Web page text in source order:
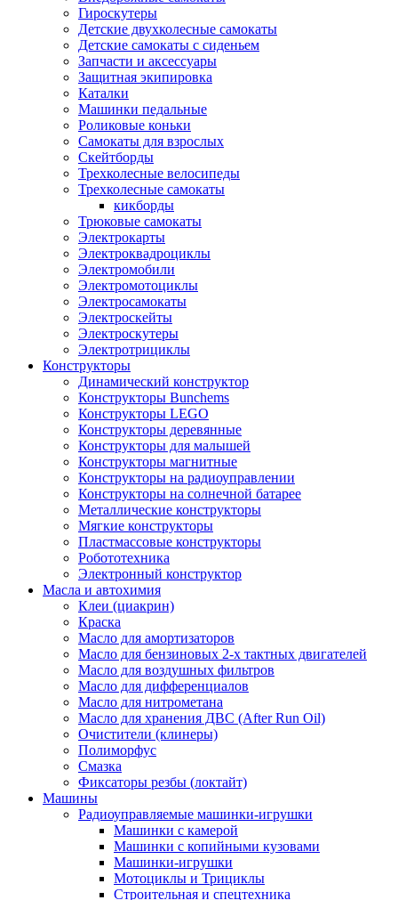
Гироскутеры
Детские двухколесные самокаты
Детские самокаты с сиденьем
Запчасти и аксессуары
Защитная экипировка
Каталки
Машинки педальные
Роликовые коньки
Самокаты для взрослых
Скейтборды
Трехколесные велосипеды
Трехколесные самокаты
кикборды
Трюковые самокаты
Электрокарты
Электроквадроциклы
Электромобили
Электромотоциклы
Электросамокаты
Электроскейты
Электроскутеры
Электротрициклы
Конструкторы
Динамический конструктор
Конструкторы Bunchems
Конструкторы LEGO
Конструкторы деревянные
Конструкторы для малышей
Конструкторы магнитные
Конструкторы на радиоуправлении
Конструкторы на солнечной батарее
Металлические конструкторы
Мягкие конструкторы
Пластмассовые конструкторы
Робототехника
Электронный конструктор
Масла и автохимия
Клеи (циакрин)
Краска
Масло для амортизаторов
Масло для бензиновых 2-х тактных двигателей
Масло для воздушных фильтров
Масло для дифференциалов
Масло для нитрометана
Масло для хранения ДВС (After Run Oil)
Очистители (клинеры)
Полиморфус
Смазка
Фиксаторы резбы (локтайт)
Машины
Радиоуправляемые машинки-игрушки
Машинки с камерой
Машинки с копийными кузовами
Машинки-игрушки
Мотоциклы и Трициклы
Строительная и спецтехника